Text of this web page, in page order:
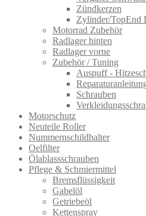
Zündkerzen
Zylinder/TopEnd
Motorrad Zubehör
Radlager hinten
Radlager vorne
Zubehör / Tuning
Auspuff -
Schrauben
Motorschutz
Neuteile Roller
Nummernschildhalter
Oelfilter
Ölablassschra​uben
Pflege & Schmiermittel
Bremsflüssigkeit
Gabelöl
Getriebeöl
Kettenspray